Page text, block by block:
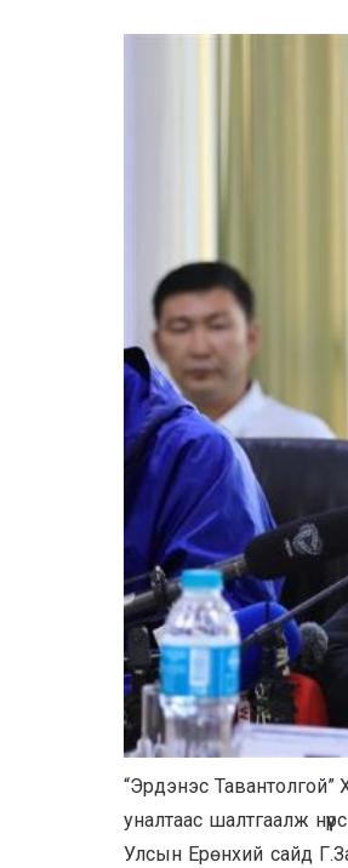
“Эрдэнэс Тавантолгой”
уналтаас шалтгаалж
Улсын Ерөнхий сайд